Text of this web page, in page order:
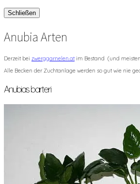
Schließen
Anubia Arten
Derzeit bei zwerggarnelen.at im Bestand (und
Alle Becken der Zuchtanlage werden so gut wie nie
Anubias barteri